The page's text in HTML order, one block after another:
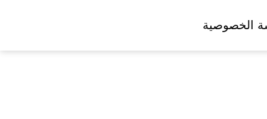
الخصوصية